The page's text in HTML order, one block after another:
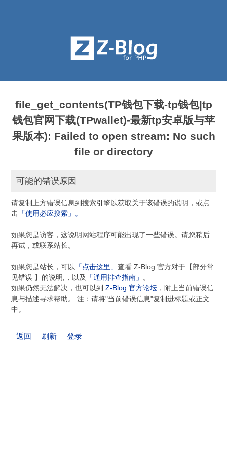
file_get_contents(TP钱包下载-tp钱包|tp
钱包官网下载(TPwallet)-最新tp安卓版与苹
果版本): Failed to open stream: No such
file or directory
可能的错误原因
请复制上方错误信息到搜索引擎以获取关于该错误的说明，或点
击 「使用必应搜索」。
如果您是访客，这说明网站程序可能出现了一些错误。请您稍后
再试，或联系站长。
如果您是站长，可以 「点击这里」查看 Z-Blog 官方对于【部分常
见错误 】的说明,，以及
「通用排查指南」 。
如果仍然无法解决，也可以到Z-Blog 官方论坛 ，附上当前错误信
息与描述寻求帮助。 注：请将"当前错误信息"复制进标题或正文
中。
返回 刷新 登录